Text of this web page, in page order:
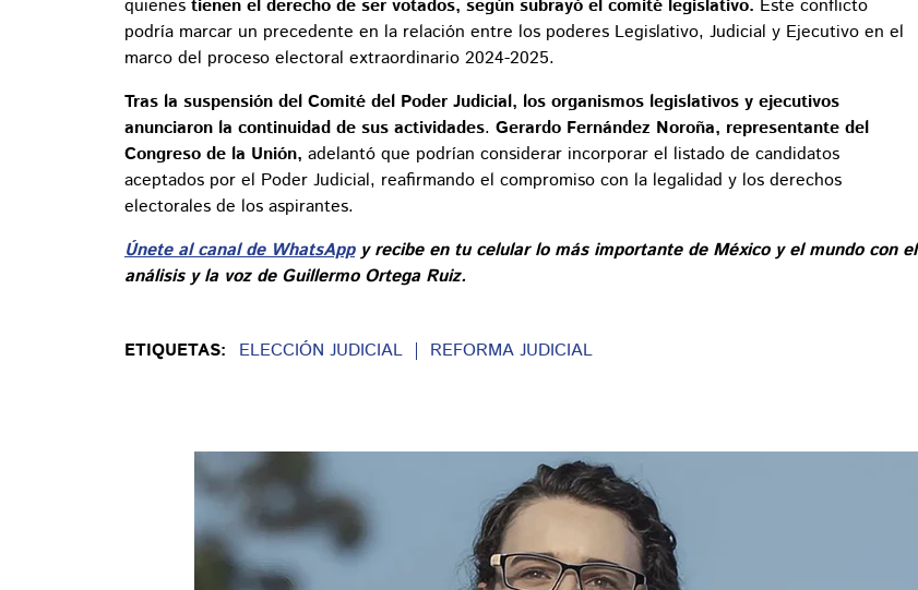
quienes tienen el derecho de ser votados, según subrayó el comité legislativo. Este conflicto
podría marcar un precedente en la relación entre los poderes Legislativo, Judicial y Ejecutivo en el
marco del proceso electoral extraordinario 2024-2025.
Tras la suspensión del Comité del Poder Judicial, los organismos legislativos y ejecutivos
anunciaron la continuidad de sus actividades. Gerardo Fernández Noroña, representante del
Congreso de la Unión, adelantó que podrían considerar incorporar el listado de candidatos
aceptados por el Poder Judicial, reafirmando el compromiso con la legalidad y los derechos
electorales de los aspirantes.
Únete al canal de WhatsAppy recibe en tu celular lo más importante de México y el mundo con el
análisis y la voz de Guillermo Ortega Ruiz.
ETIQUETAS: ELECCIÓN JUDICIAL REFORMA JUDICIAL